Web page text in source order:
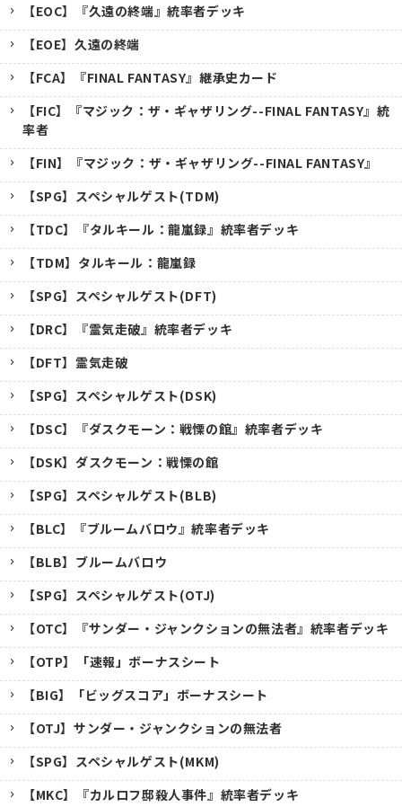
【EOC】『久遠の終端』統率者デッキ
【EOE】久遠の終端
【FCA】『FINAL FANTASY』継承史カード
【FIC】『マジック：ザ・ギャザリング--FINAL FANTASY』統
率者
【FIN】『マジック：ザ・ギャザリング--FINAL FANTASY』
【SPG】スペシャルゲスト(TDM)
【TDC】『タルキール：龍嵐録』統率者デッキ
【TDM】タルキール：龍嵐録
【SPG】スペシャルゲスト(DFT)
【DRC】『霊気走破』統率者デッキ
【DFT】霊気走破
【SPG】スペシャルゲスト(DSK)
【DSC】『ダスクモーン：戦慄の館』統率者デッキ
【DSK】ダスクモーン：戦慄の館
【SPG】スペシャルゲスト(BLB)
【BLC】『ブルームバロウ』統率者デッキ
【BLB】ブルームバロウ
【SPG】スペシャルゲスト(OTJ)
【OTC】『サンダー・ジャンクションの無法者』統率者デッキ
【OTP】「速報」ボーナスシート
【BIG】「ビッグスコア」ボーナスシート
【OTJ】サンダー・ジャンクションの無法者
【SPG】スペシャルゲスト(MKM)
【MKC】『カルロフ邸殺人事件』統率者デッキ